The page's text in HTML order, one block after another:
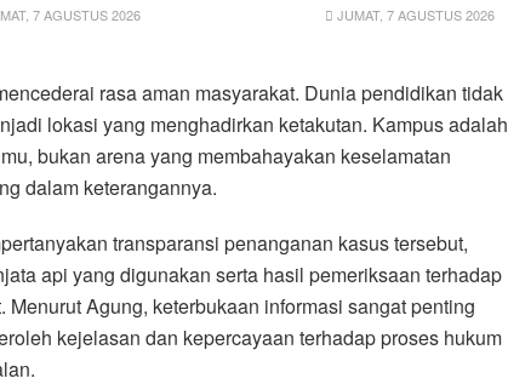
7 AGUSTUS 2026 JUMAT, 7 AGUSTUS 2026
rasa aman masyarakat. Dunia pendidikan tidak
lokasi yang menghadirkan ketakutan. Kampus adalah
bukan arena yang membahayakan keselamatan
dalam keterangannya.
transparansi penanganan kasus tersebut,
api yang digunakan serta hasil pemeriksaan terhadap
Menurut Agung, keterbukaan informasi sangat penting
kejelasan dan kepercayaan terhadap proses hukum